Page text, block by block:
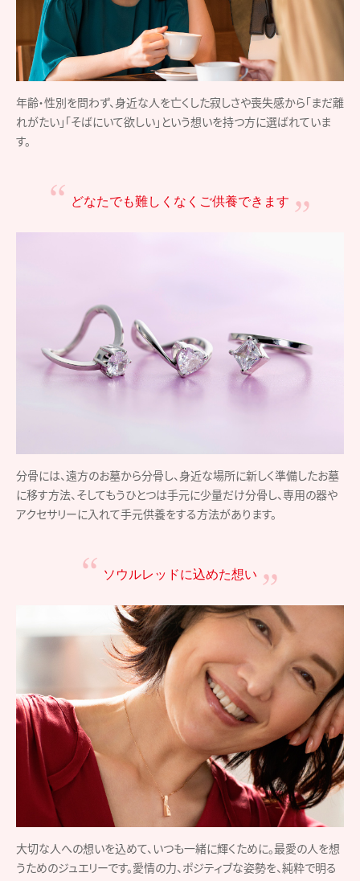
年齢・性別を問わず、身近な人を亡くした寂しさや喪失感から「まだ離
れがたい」「そばにいて欲しい」という想いを持つ方に選ばれていま
す。
どなたでも難しくなく ご供養できます
分骨には、遠方のお墓から分骨し、身近な場所に新しく準備したお墓
に移す方法、そしてもうひとつは手元に少量だけ分骨し、専用の器や
アクセサリーに入れて手元供養をする方法があります。
ソウルレッドに込めた想い
大切な人への想いを込めて、いつも一緒に輝くために。最愛の人を想
うためのジュエリーです。愛情の力、ポジティブな姿勢を、純粋で明る